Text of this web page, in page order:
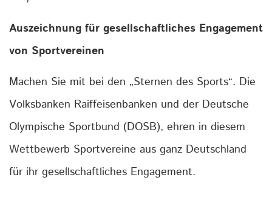
Auszeichnung für gesellschaftliches Engagement
von Sportvereinen
Machen Sie mit bei den „Sternen des Sports“. Die
Volksbanken Raiffeisenbanken und der Deutsche
Olympische Sportbund (DOSB), ehren in diesem
Wettbewerb Sportvereine aus ganz Deutschland
für ihr gesellschaftliches Engagement.